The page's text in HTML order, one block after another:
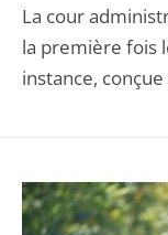
La cour
la première fois
instance,